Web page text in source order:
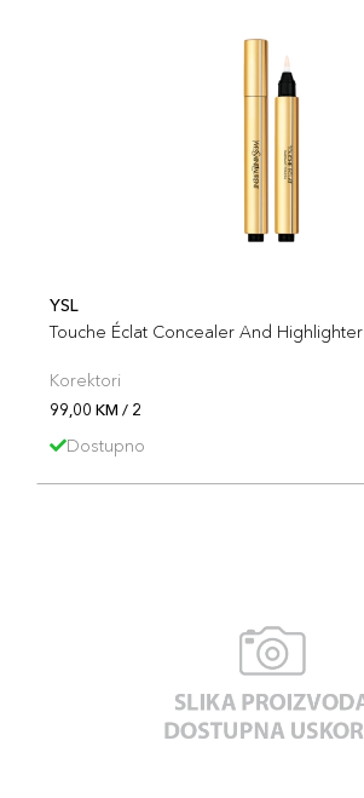
YSL
Touche Éclat Concealer And Highlighter
Korektori
99,00 KM / 2
Dostupno